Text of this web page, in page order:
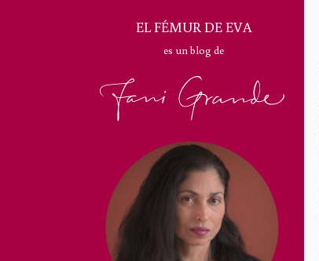
EL FÉMUR DE EVA
es un blog de